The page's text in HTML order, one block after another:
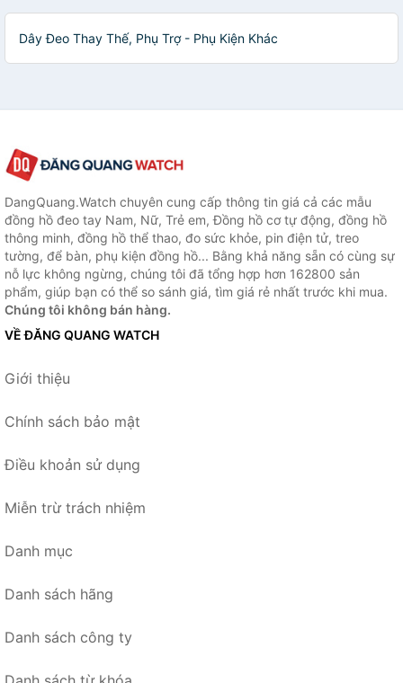
Dây Đeo Thay Thế, Phụ Trợ - Phụ Kiện Khác
DangQuang.Watch chuyên cung cấp thông tin giá cả các mẫu
đồng hồ đeo tay Nam, Nữ, Trẻ em, Đồng hồ cơ tự động, đồng hồ
thông minh, đồng hồ thể thao, đo sức khỏe, pin điện tử, treo
tường, để bàn, phụ kiện đồng hồ... Bằng khả năng sẵn có cùng sự
nỗ lực không ngừng, chúng tôi đã tổng hợp hơn 162800 sản
phẩm, giúp bạn có thể so sánh giá, tìm giá rẻ nhất trước khi mua.
Chúng tôi không bán hàng.
VỀ ĐĂNG QUANG WATCH
Giới thiệu
Chính sách bảo mật
Điều khoản sử dụng
Miễn trừ trách nhiệm
Danh mục
Danh sách hãng
Danh sách công ty